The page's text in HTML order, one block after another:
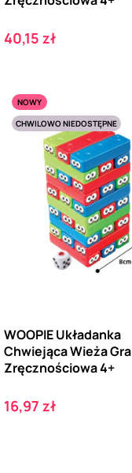
Cena
40,15 zł
NOWY
CHWILOWO NIEDOSTĘPNE
WOOPIE Układanka
Chwiejąca Wieża Gra
Zręcznościowa 4+
Cena
16,97 zł